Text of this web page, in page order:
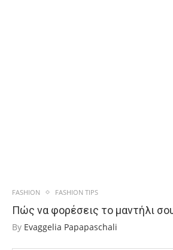
FASHION FASHION TIPS
Πώς να φορέσεις το μαντήλι
By Evaggelia Papapaschali